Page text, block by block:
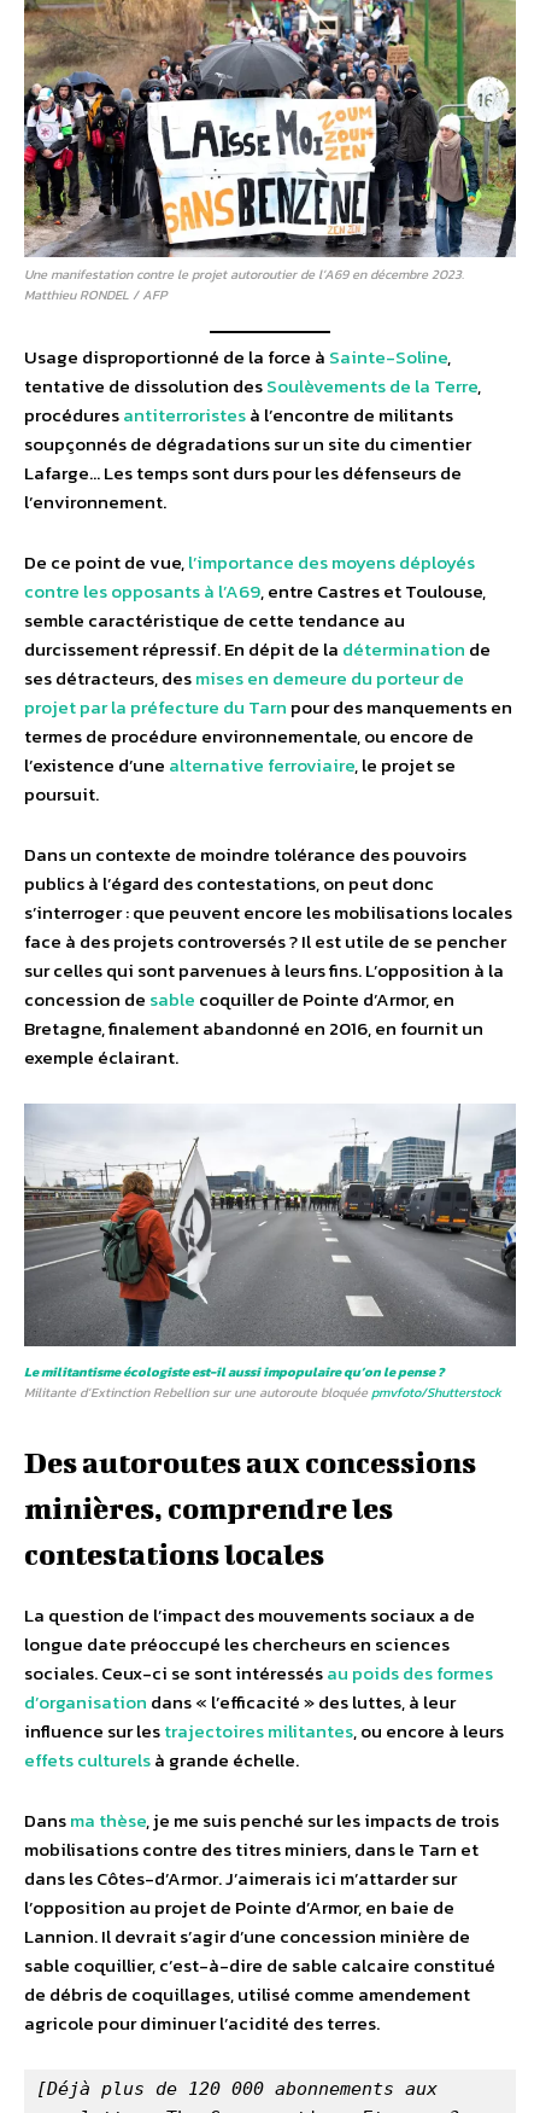
Une manifestation contre le projet autoroutier de l’A69 en décembre 2023.
Matthieu RONDEL / AFP
Usage disproportionné de la force à Sainte-Soline,
tentative de dissolution desSoulèvements de la Terre,
procéduresantiterroristesà l’encontre de militants
soupçonnés de dégradations sur un site du cimentier
Lafarge… Les temps sont durs pour les défenseurs de
l’environnement.
De ce point de vue,l’importance des moyens déployés
contre les opposants à l’A69, entre Castres et Toulouse,
semble caractéristique de cette tendance au
durcissement répressif. En dépit de la détermination de
ses détracteurs, desmises en demeure du porteur de
projet par la préfecture du Tarn pour des manquements en
termes de procédure environnementale, ou encore de
l’existence d’une alternative ferroviaire, le projet se
poursuit.
Dans un contexte de moindre tolérance des pouvoirs
publics à l’égard des contestations, on peut donc
s’interroger : que peuvent encore les mobilisations locales
face à des projets controversés ? Il est utile de se pencher
sur celles qui sont parvenues à leurs fins. L’opposition à la
concession de sable coquiller de Pointe d’Armor, en
Bretagne, finalement abandonné en 2016, en fournit un
exemple éclairant.
Le militantisme écologiste est-il aussi impopulaire qu’on le pense ?
Militante d’Extinction Rebellion sur une autoroute bloquéepmvfoto/Shutterstock
Des autoroutes aux concessions
minières, comprendre les
contestations locales
La question de l’impact des mouvements sociaux a de
longue date préoccupé les chercheurs en sciences
sociales. Ceux-ci se sont intéressésau poids des formes
d’organisation dans « l’efficacité » des luttes, à leur
influence sur lestrajectoires militantes, ou encore à leurs
effets culturelsà grande échelle.
Dansma thèse, je me suis penché sur les impacts de trois
mobilisations contre des titres miniers, dans le Tarn et
dans les Côtes-d’Armor. J’aimerais ici m’attarder sur
l’opposition au projet de Pointe d’Armor, en baie de
Lannion. Il devrait s’agir d’une concession minière de
sable coquillier, c’est-à-dire de sable calcaire constitué
de débris de coquillages, utilisé comme amendement
agricole pour diminuer l’acidité des terres.
[Déjà plus de 120 000 abonnements aux